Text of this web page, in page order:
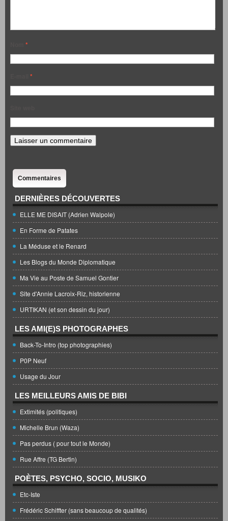
*
*
Commentaires
DERNIÈRES DÉCOUVERTES
ELLE ME DISAIT (Adrien Walpole)
En Forme de Patates
La Méduse et le Renard
Les Blogs du Monde Diplomatique
Ma Vie au Poste de Samuel Gontier
Site d'Annie Lacroix-Riz, historienne
URTIKAN (et son dessin du jour)
LES AMI(E)S PHOTOGRAPHES
Back-To-Intro (top photographies)
P0P Neuf
Usage du Jour
LES MEILLEURS AMIS DE BIBI
Extimités (politiques)
Michelle Brun (Waza)
Pas perdus ( pour tout le Monde)
Rue Affre (TG Bertin)
POÈTES, PSYCHO, SOCIO, MUSIKO
Etc-Iste
Frédéric Schiffter (sans beaucoup de qualités)